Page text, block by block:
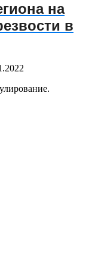
на
в